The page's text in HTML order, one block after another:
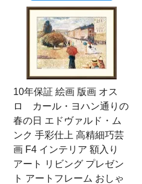
10年保証 絵画 版画 オス
ロ カール・ヨハン通りの
春の日 エドヴァルド・ム
ンク 手彩仕上 高精細巧芸
画 F4 インテリア 額入り
アート リビング プレゼン
ト アートフレーム おしゃ